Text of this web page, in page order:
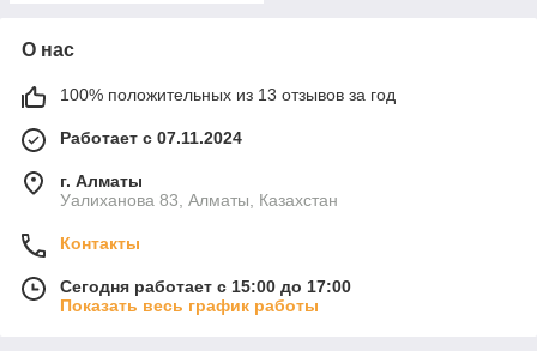
О нас
100% положительных из 13 отзывов за год
Работает с 07.11.2024
г. Алматы
Уалиханова 83, Алматы, Казахстан
Контакты
Сегодня работает с 15:00 до 17:00
Показать весь график работы